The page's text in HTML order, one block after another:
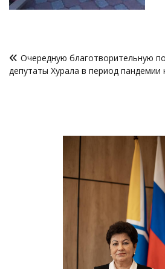
поОчередную благотворительную
депутаты Хурала в период пандемии